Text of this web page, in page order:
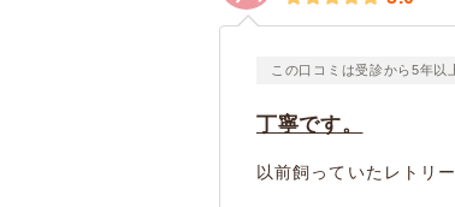
この口コミは受診から5年以
丁寧です。
以前飼っていたレトリ